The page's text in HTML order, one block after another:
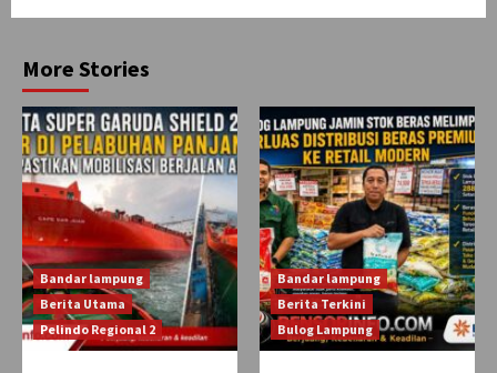
More Stories
Bandar lampung
Berita Utama
Pelindo Regional 2
Bandar lampung
Berita Terkini
Bulog Lampung